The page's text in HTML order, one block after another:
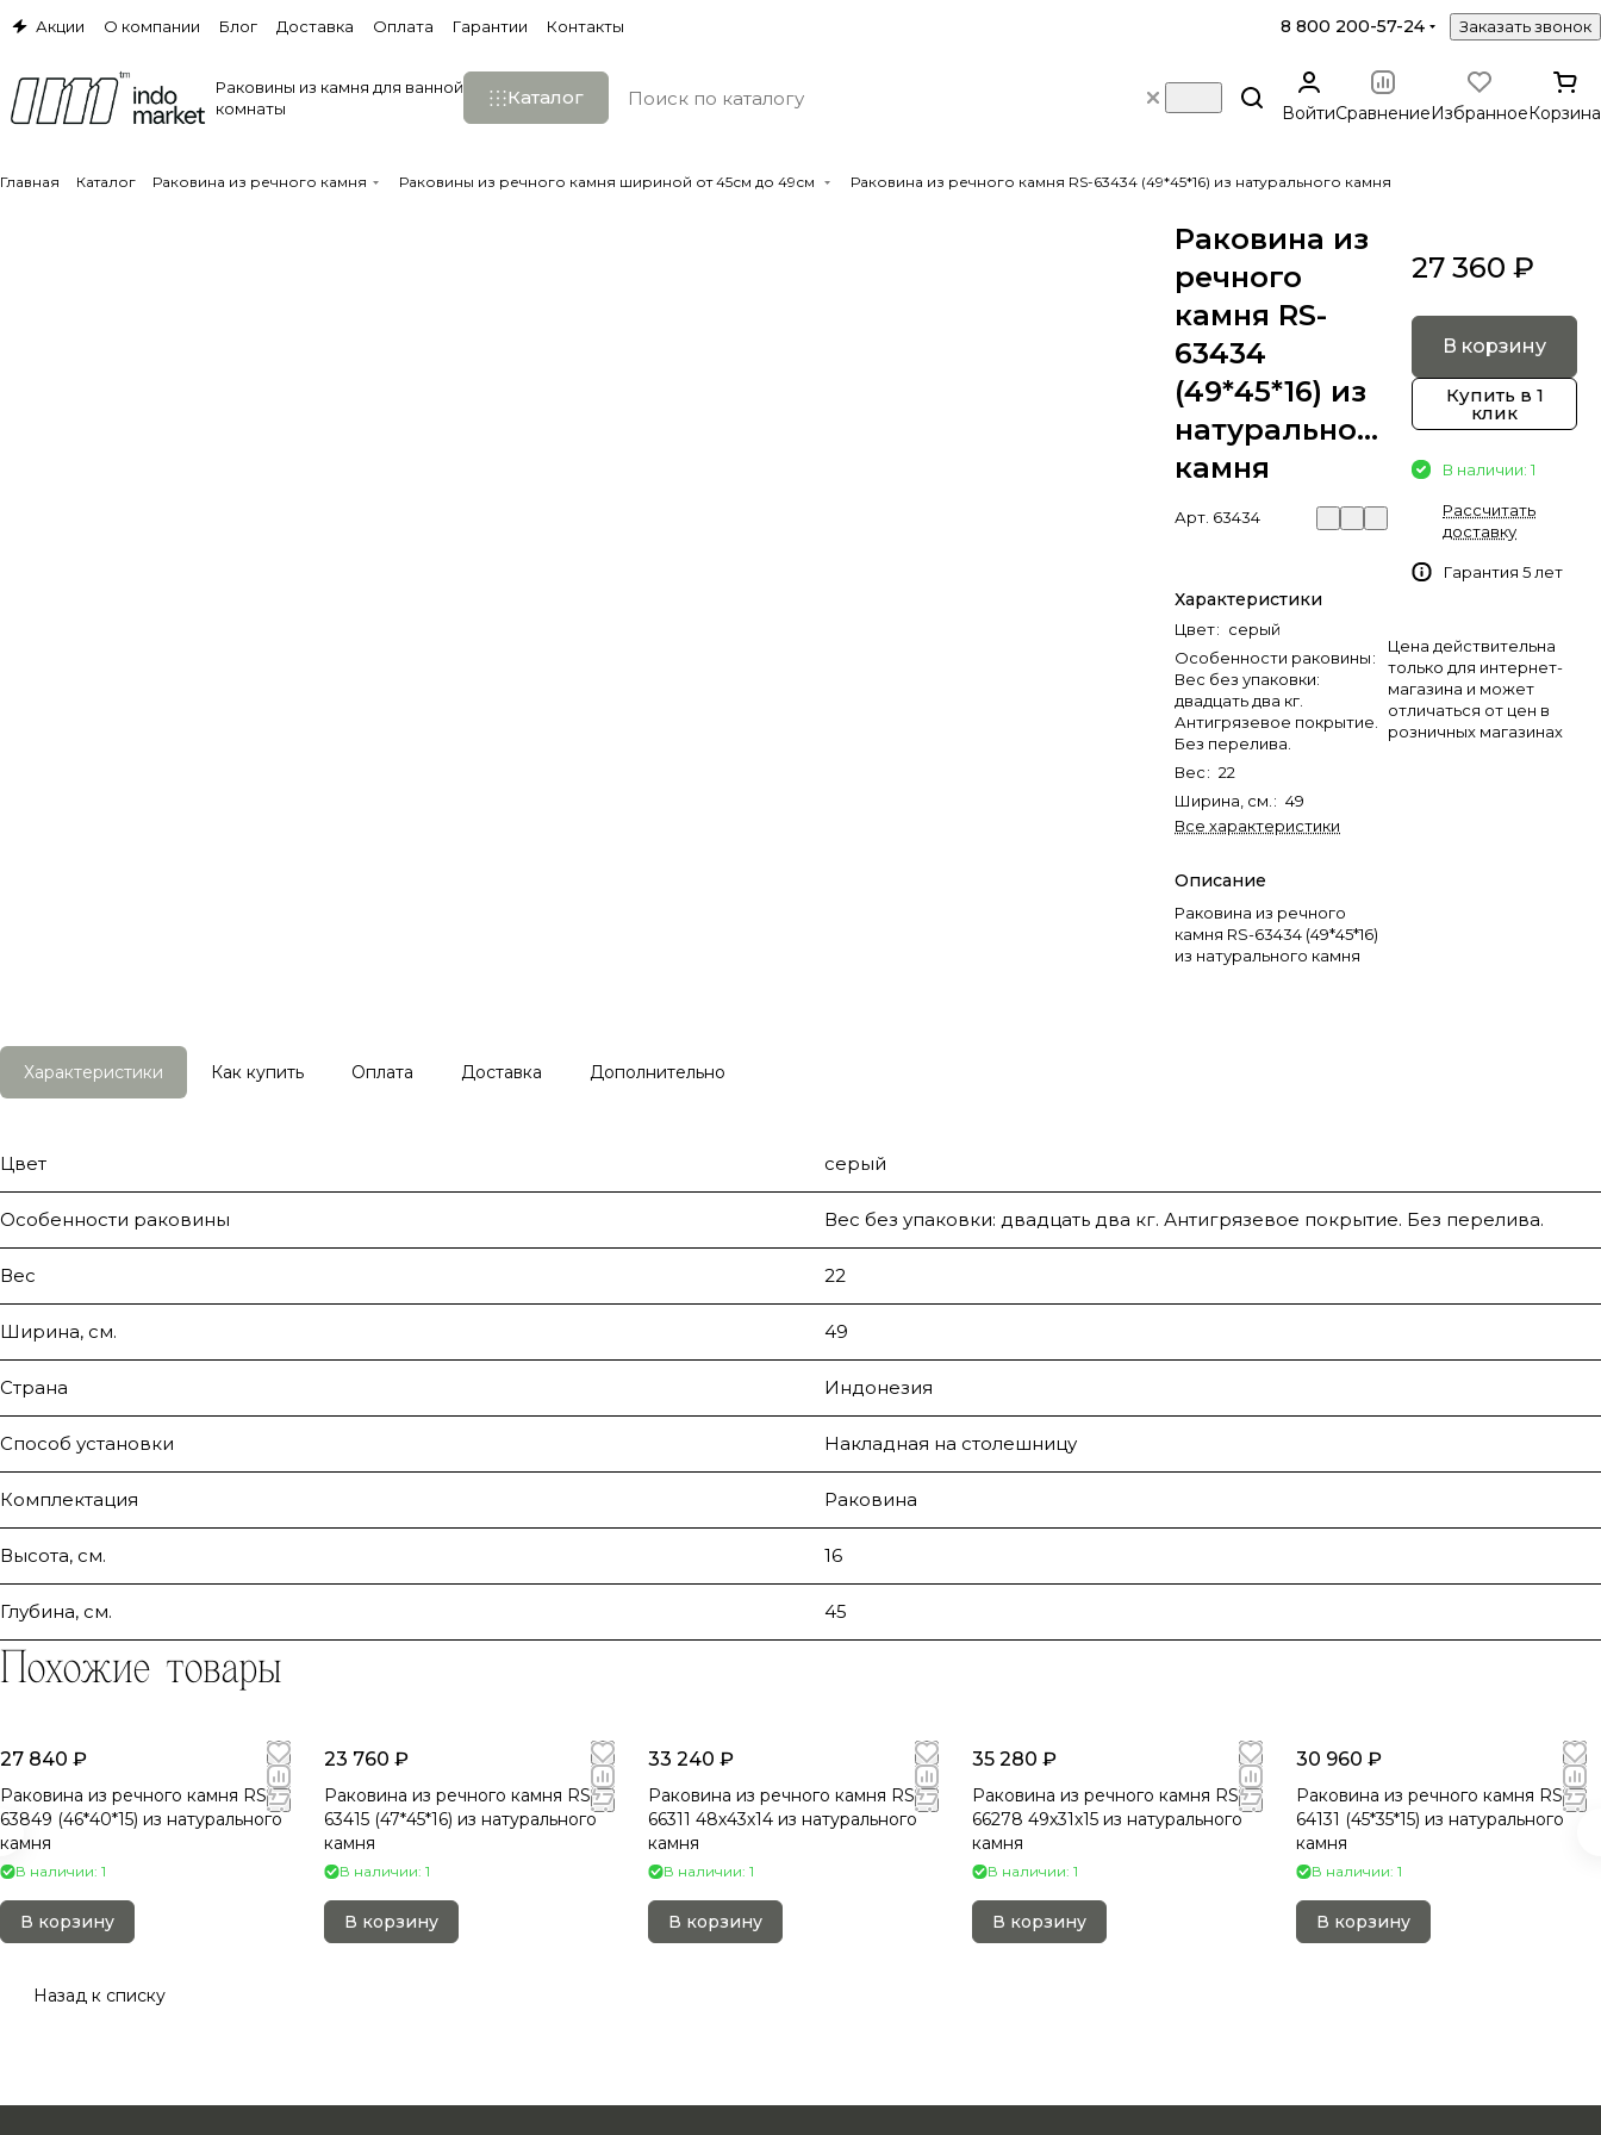
Акции О компании Блог Доставка Оплата Гарантии Контакты 8 800 200-57-24 Заказать звонок
Раковины из камня для ванной
комнаты
Каталог
ВойтиСравнениеИзбранноеКорзина
Главная Каталог Раковина из речного камня Раковины из речного камня шириной от 45см до 49см Раковина из речного камня RS-63434 (49*45*16) из натурального камня
Раковина из
речного
камня RS-
63434
(49*45*16) из
натурального
камня
Арт. 63434
Характеристики
Цвет: серый
Особенности раковины:
Вес без упаковки:
двадцать два кг.
Антигрязевое покрытие.
Без перелива.
Вес: 22
Ширина, см. : 49
Все характеристики
Описание
Раковина из речного
камня RS-63434 (49*45*16)
из натурального камня
27 360 ₽
В корзину
Купить в 1
клик
В наличии: 1
Рассчитать
доставку
Гарантия 5 лет
Цена действительна
только для интернет-
магазина и может
отличаться от цен в
розничных магазинах
Характеристики Как купить Оплата Доставка Дополнительно
Цвет серый
Особенности раковины Вес без упаковки: двадцать два кг. Антигрязевое покрытие. Без перелива.
Вес 22
Ширина, см. 49
Страна Индонезия
Способ установки Накладная на столешницу
Комплектация Раковина
Высота, см. 16
Глубина, см. 45
Похожие товары
27 840 ₽
Раковина из речного камня RS-
63849 (46*40*15) из натурального
камня
В наличии: 1
В корзину
23 760 ₽
Раковина из речного камня RS-
63415 (47*45*16) из натурального
камня
В наличии: 1
В корзину
33 240 ₽
Раковина из речного камня RS-
66311 48х43х14 из натурального
камня
В наличии: 1
В корзину
35 280 ₽
Раковина из речного камня RS-
66278 49х31х15 из натурального
камня
В наличии: 1
В корзину
30 960 ₽
Раковина из речного камня RS-
64131 (45*35*15) из натурального
камня
В наличии: 1
В корзину
Назад к списку